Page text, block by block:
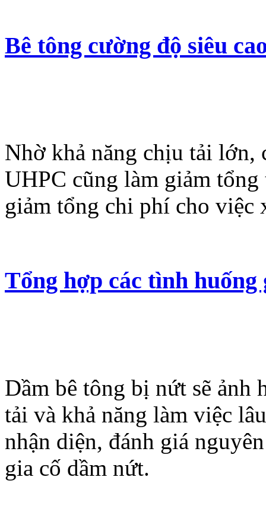
Bê tông cường độ siêu
Nhờ khả năng chịu tải lớn,
UHPC cũng làm giảm
giảm tổng chi phí cho việc
Tổng hợp các tình huống
Dầm bê tông bị nứt sẽ ảnh
tải và khả năng làm việc
nhận diện, đánh giá
gia cố dầm nứt.